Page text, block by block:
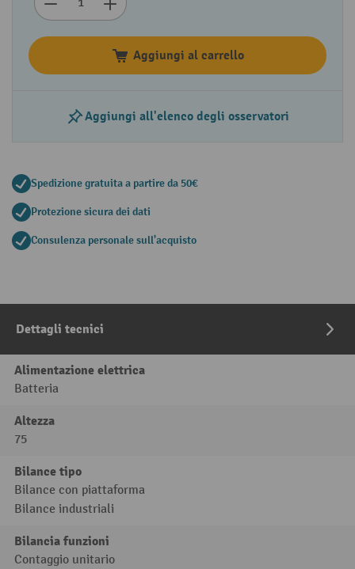
Aggiungi al carrello
Aggiungi all'elenco degli osservatori
Spedizione gratuita a partire da 50€
Protezione sicura dei dati
Consulenza personale sull'acquisto
Dettagli tecnici
Alimentazione elettrica
Batteria
Altezza
75
Bilance tipo
Bilance con piattaforma
Bilance industriali
Bilancia funzioni
Contaggio unitario